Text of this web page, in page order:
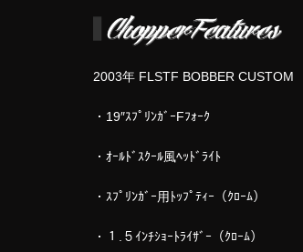
2003年 FLSTF BOBBER CUSTOM
・19″ｽﾌﾟﾘﾝｶﾞｰFﾌｫｰｸ
・ｵｰﾙﾄﾞｽｸｰﾙ風ﾍｯﾄﾞﾗｲﾄ
・ｽﾌﾟﾘﾝｶﾞｰ用ﾄｯﾌﾟﾃｨｰ（ｸﾛｰﾑ）
・１.５ｲﾝﾁｼｮｰﾄﾗｲｻﾞｰ（ｸﾛｰﾑ）